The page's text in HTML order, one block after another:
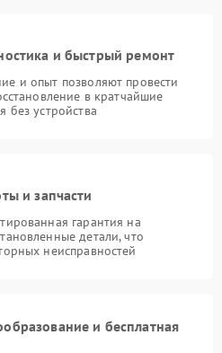
и быстрый ремонт
и опыт позволяют провести
в кратчайшие
без устройства
и запчасти
гарантия на
детали, что
неисправностей
и бесплатная